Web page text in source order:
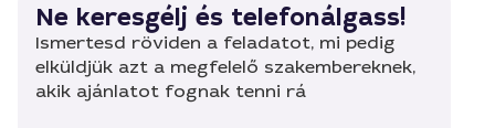
Ne keresgélj és telefonálgass!
Ismertesd röviden a feladatot, mi pedig
elküldjük azt a megfelelő szakembereknek,
akik ajánlatot fognak tenni rá